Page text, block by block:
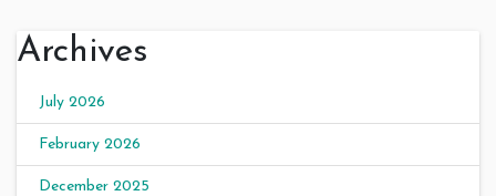
Archives
July 2026
February 2026
December 2025